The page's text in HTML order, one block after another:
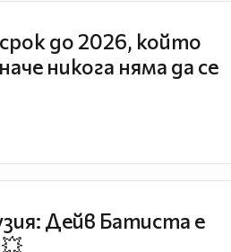
до 2026, който
никога няма да се
Дейв Батиста е